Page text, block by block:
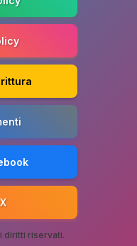
diritti riservati.